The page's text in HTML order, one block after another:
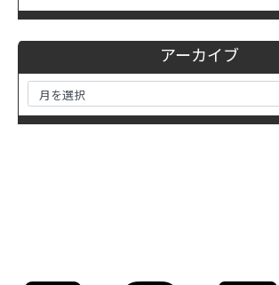
アーカイブ